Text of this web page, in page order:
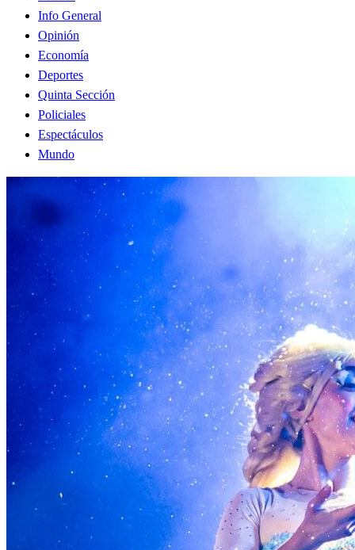
Info General
Opinión
Economía
Deportes
Quinta Sección
Policiales
Espectáculos
Mundo